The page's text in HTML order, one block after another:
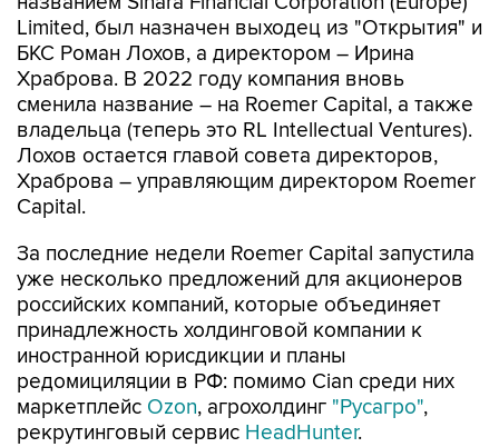
Limited, был назначен выходец из "Открытия" и
БКС Роман Лохов, а директором – Ирина
Храброва. В 2022 году компания вновь
сменила название – на Roemer Capital, а также
владельца (теперь это RL Intellectual Ventures).
Лохов остается главой совета директоров,
Храброва – управляющим директором Roemer
Capital.
За последние недели Roemer Capital запустила
уже несколько предложений для акционеров
российских компаний, которые объединяет
принадлежность холдинговой компании к
иностранной юрисдикции и планы
редомициляции в РФ: помимо Cian среди них
маркетплейс Ozon, агрохолдинг "Русагро",
рекрутинговый сервис HeadHunter.